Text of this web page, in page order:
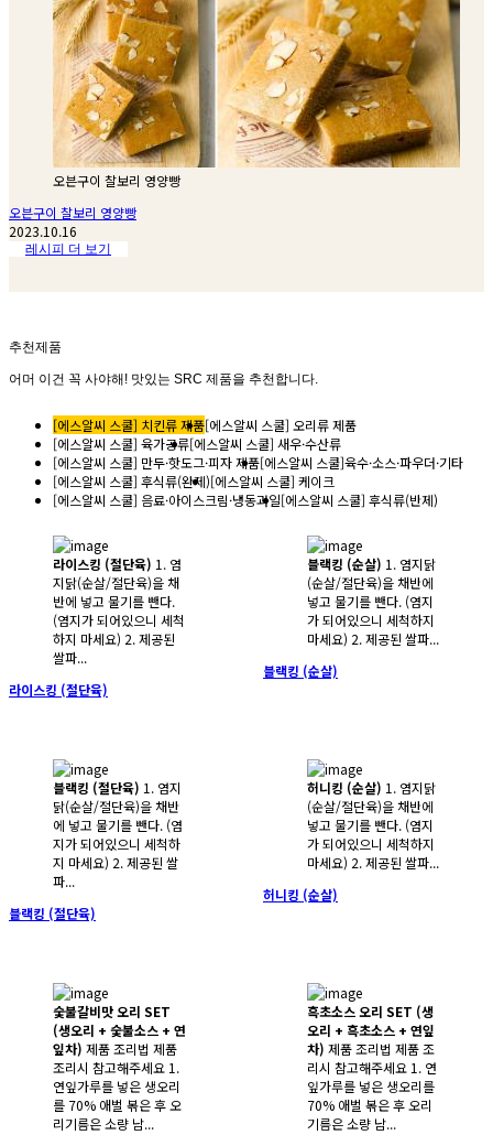
오븐구이 찰보리 영양빵
오븐구이 찰보리 영양빵
2023.10.16
레시피 더 보기
추천제품
어머 이건 꼭 사야해! 맛있는 SRC 제품을 추천합니다.
[에스알씨 스쿨] 치킨류 제품[에스알씨 스쿨] 오리류 제품
[에스알씨 스쿨] 육가공류[에스알씨 스쿨] 새우·수산류
[에스알씨 스쿨] 만두·핫도그·피자 제품[에스알씨 스쿨]육수·소스·파우더·기타
[에스알씨 스쿨] 후식류(완제)[에스알씨 스쿨] 케이크
[에스알씨 스쿨] 음료·아이스크림·냉동과일[에스알씨 스쿨] 후식류(반제)
라이스킹 (절단육) 1. 염
지닭(순살/절단육)을 채
반에 넣고 물기를 뺀다.
(염지가 되어있으니 세척
하지 마세요) 2. 제공된
쌀파...
라이스킹 (절단육)
블랙킹 (순살) 1. 염지닭
(순살/절단육)을 채반에
넣고 물기를 뺀다. (염지
가 되어있으니 세척하지
마세요) 2. 제공된 쌀파...
블랙킹 (순살)
블랙킹 (절단육) 1. 염지
닭(순살/절단육)을 채반
에 넣고 물기를 뺀다. (염
지가 되어있으니 세척하
지 마세요) 2. 제공된 쌀
파...
블랙킹 (절단육)
허니킹 (순살) 1. 염지닭
(순살/절단육)을 채반에
넣고 물기를 뺀다. (염지
가 되어있으니 세척하지
마세요) 2. 제공된 쌀파...
허니킹 (순살)
숯불갈비맛 오리 SET
(생오리 + 숯불소스 + 연
잎차) 제품 조리법 제품
조리시 참고해주세요 1.
연잎가루를 넣은 생오리
를 70% 애벌 볶은 후 오
리기름은 소량 남...
흑초소스 오리 SET (생
오리 + 흑초소스 + 연잎
차) 제품 조리법 제품 조
리시 참고해주세요 1. 연
잎가루를 넣은 생오리를
70% 애벌 볶은 후 오리
기름은 소량 남...